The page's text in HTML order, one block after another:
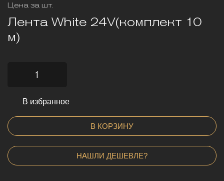
Цена за шт.
Лента White 24V(комплект 10
м)
В избранное
В КОРЗИНУ
НАШЛИ ДЕШЕВЛЕ?